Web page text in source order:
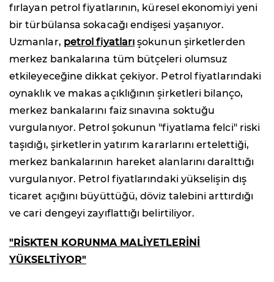
fırlayan petrol fiyatlarının, küresel ekonomiyi yeni
bir türbülansa sokacağı endişesi yaşanıyor.
Uzmanlar, petrol fiyatları şokunun şirketlerden
merkez bankalarına tüm bütçeleri olumsuz
etkileyeceğine dikkat çekiyor. Petrol fiyatlarındaki
oynaklık ve makas açıklığının şirketleri bilanço,
merkez bankalarını faiz sınavına soktuğu
vurgulanıyor. Petrol şokunun "fiyatlama felci" riski
taşıdığı, şirketlerin yatırım kararlarını ertelettiği,
merkez bankalarının hareket alanlarını daralttığı
vurgulanıyor. Petrol fiyatlarındaki yükselişin dış
ticaret açığını büyüttüğü, döviz talebini arttırdığı
ve cari dengeyi zayıflattığı belirtiliyor.
"RİSKTEN KORUNMA MALİYETLERİNİ
YÜKSELTİYOR"